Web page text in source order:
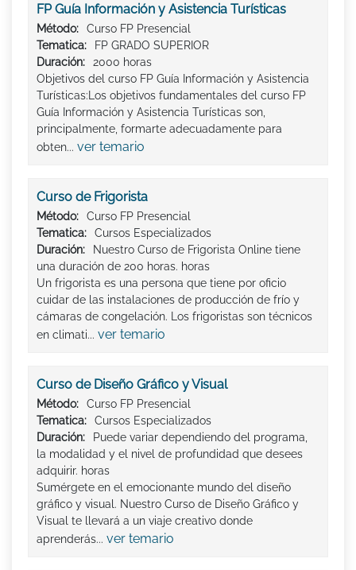
FP Guía Información y Asistencia Turísticas
Método:
Curso FP Presencial
Tematica:
FP GRADO SUPERIOR
Duración:
2000 horas
Objetivos del curso FP Guía Información y Asistencia
Turísticas:Los objetivos fundamentales del curso FP
Guía Información y Asistencia Turísticas son,
principalmente, formarte adecuadamente para
obten... ver temario
Curso de Frigorista
Método:
Curso FP Presencial
Tematica:
Cursos Especializados
Duración:
Nuestro Curso de Frigorista Online tiene
una duración de 200 horas. horas
Un frigorista es una persona que tiene por oficio
cuidar de las instalaciones de producción de frío y
cámaras de congelación. Los frigoristas son técnicos
en climati... ver temario
Curso de Diseño Gráfico y Visual
Método:
Curso FP Presencial
Tematica:
Cursos Especializados
Duración:
Puede variar dependiendo del programa,
la modalidad y el nivel de profundidad que desees
adquirir. horas
Sumérgete en el emocionante mundo del diseño
gráfico y visual. Nuestro Curso de Diseño Gráfico y
Visual te llevará a un viaje creativo donde
aprenderás... ver temario